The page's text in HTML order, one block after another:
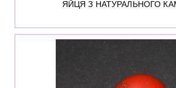
ЯЙЦЯ З НАТУРАЛЬНОГО
30